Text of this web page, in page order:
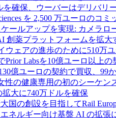
確保、ウーバーはデリバリ
を 2,500 万ユーロのコ
ールアップを実現: カメラロ
創薬プラットフォームを拡
ウェアの進歩のために510万
Labsを10億ユーロ以上の
億ユーロの契約で買収、99
性の健康専用の初のシーケン
拡大に740万ドルを確保
国の創設を目指してRail
ネルギー向け基盤 AI の拡張